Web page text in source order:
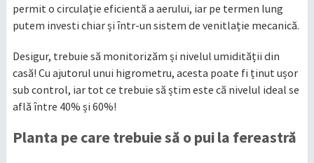
permit o circulație eficientă a aerului, iar pe termen lung
putem investi chiar și într-un sistem de venitlație mecanică.
Desigur, trebuie să monitorizăm și nivelul umidității din
casă! Cu ajutorul unui higrometru, acesta poate fi ținut ușor
sub control, iar tot ce trebuie să știm este că nivelul ideal se
află între 40% și 60%!
Planta pe care trebuie să o pui la fereastră